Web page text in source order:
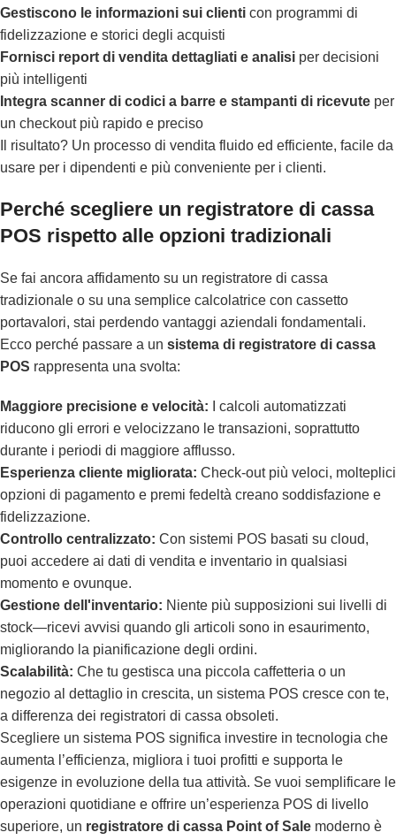
Gestiscono le informazioni sui clienti con programmi di
fidelizzazione e storici degli acquisti
Fornisci report di vendita dettagliati e analisi per decisioni
più intelligenti
Integra scanner di codici a barre e stampanti di ricevute per
un checkout più rapido e preciso
Il risultato? Un processo di vendita fluido ed efficiente, facile da
usare per i dipendenti e più conveniente per i clienti.
Perché scegliere un registratore di cassa
POS rispetto alle opzioni tradizionali
Se fai ancora affidamento su un registratore di cassa
tradizionale o su una semplice calcolatrice con cassetto
portavalori, stai perdendo vantaggi aziendali fondamentali.
Ecco perché passare a un sistema di registratore di cassa
POS rappresenta una svolta:
Maggiore precisione e velocità: I calcoli automatizzati
riducono gli errori e velocizzano le transazioni, soprattutto
durante i periodi di maggiore afflusso.
Esperienza cliente migliorata: Check-out più veloci, molteplici
opzioni di pagamento e premi fedeltà creano soddisfazione e
fidelizzazione.
Controllo centralizzato: Con sistemi POS basati su cloud,
puoi accedere ai dati di vendita e inventario in qualsiasi
momento e ovunque.
Gestione dell'inventario: Niente più supposizioni sui livelli di
stock—ricevi avvisi quando gli articoli sono in esaurimento,
migliorando la pianificazione degli ordini.
Scalabilità: Che tu gestisca una piccola caffetteria o un
negozio al dettaglio in crescita, un sistema POS cresce con te,
a differenza dei registratori di cassa obsoleti.
Scegliere un sistema POS significa investire in tecnologia che
aumenta l’efficienza, migliora i tuoi profitti e supporta le
esigenze in evoluzione della tua attività. Se vuoi semplificare le
operazioni quotidiane e offrire un’esperienza POS di livello
superiore, un registratore di cassa Point of Sale moderno è